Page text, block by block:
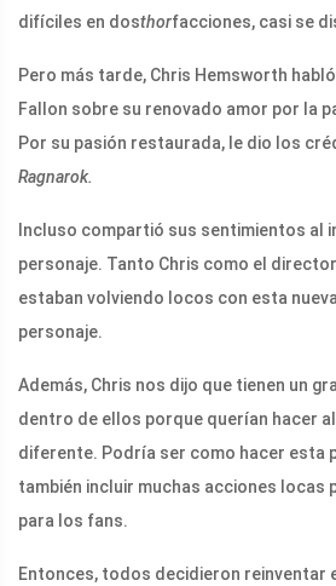
difíciles en dosthorfacciones, casi se
Pero más tarde, Chris Hemsworth
Fallon sobre su renovado amor por la
Por su pasión restaurada, le dio los
Ragnarok.
Incluso compartió sus sentimientos al
personaje. Tanto Chris como el
estaban volviendo locos con esta
personaje.
Además, Chris nos dijo que tienen un
dentro de ellos porque querían hacer
diferente. Podría ser como hacer esta
también incluir muchas acciones locas
para los fans.
Entonces, todos decidieron reinventar